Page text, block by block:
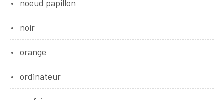
noeud papillon
noir
orange
ordinateur